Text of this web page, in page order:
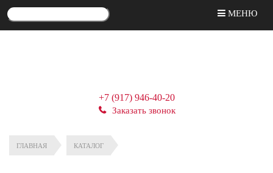
МЕНЮ
+7 (917) 946-40-20
Заказать звонок
ГЛАВНАЯ КАТАЛОГ